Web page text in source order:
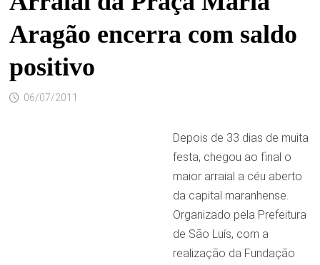
Aragão encerra com saldo
positivo
06/07/2011
Depois de 33 dias de muita
festa, chegou ao final o
maior arraial a céu aberto
da capital maranhense.
Organizado pela Prefeitura
de São Luís, com a
realização da Fundação